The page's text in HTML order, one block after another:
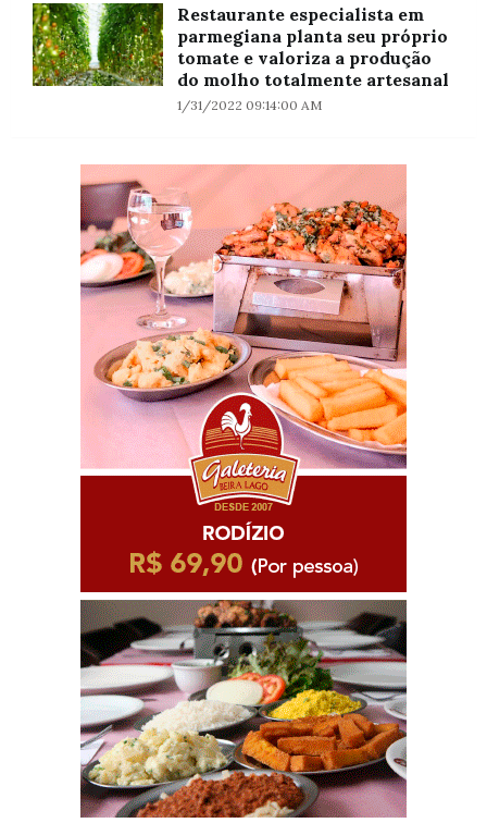
Restaurante especialista em
parmegiana planta seu próprio
tomate e valoriza a produção
do molho totalmente artesanal
1/31/2022 09:14:00 AM